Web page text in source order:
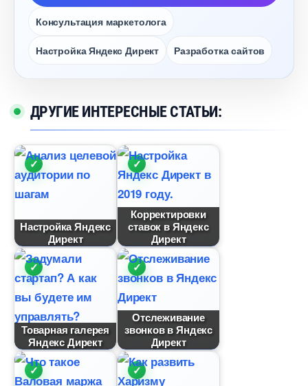
Консультация маркетолога
Настройка Яндекс Директ Разработка сайто
ДРУГИЕ ИНТЕРЕСНЫЕ СТАТЬИ:
Настройка Яндекс
Директ
Корректировки
ставок в Яндекс
Директ
Товарная галерея
Яндекс Директ
Отслеживание
звонков в Яндекс
Директ